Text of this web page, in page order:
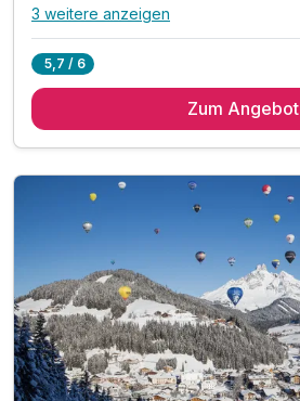
Alle Inklusivleistungen
Welcome drink am Anreisetag
inkl. Filzmoos SommerCard
inkl. Nutzung vom Wellnessbereich
inkl. Gondelfahrt (Di, Do, Sa oder So)
3 weitere anzeigen
5,7 / 6
Zum Angebot